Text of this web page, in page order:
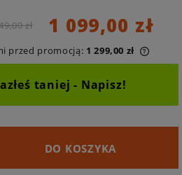
zł 1 099,00 zł
przed promocją: 1 299,00 zł
taniej - Napisz!
DO KOSZYKA